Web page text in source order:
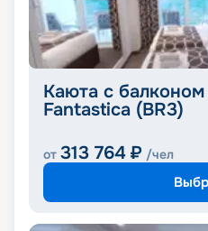
Каюта с
Fantastica (BR3)
от 313 764 ₽ /чел